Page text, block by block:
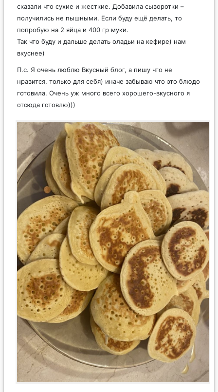
сказали что сухие и жесткие. Добавила сыворотки –
получились не пышными. Если буду ещё делать, то
попробую на 2 яйца и 400 гр муки.
Так что буду и дальше делать оладьи на кефире) нам
вкуснее)
П.с. Я очень люблю Вкусный блог, а пишу что не
нравится, только для себя) иначе забываю что это блюдо
готовила. Очень уж много всего хорошего-вкусного я
отсюда готовлю)))